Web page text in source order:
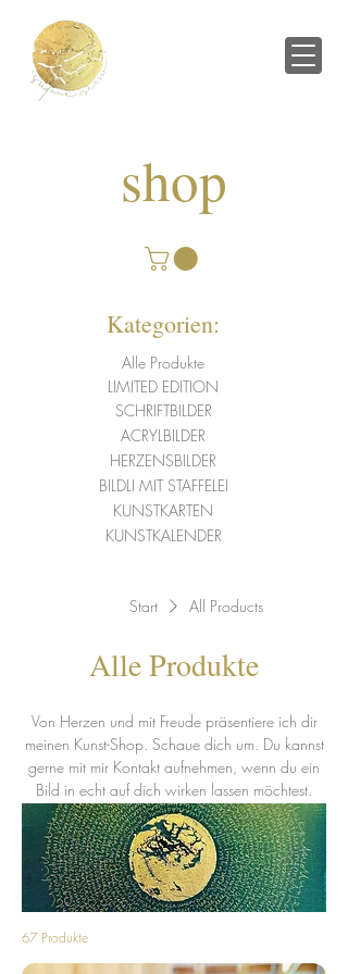
shop
Kategorien:
Alle Produkte
LIMITED EDITION
SCHRIFTBILDER
ACRYLBILDER
HERZENSBILDER
BILDLI MIT STAFFELEI
KUNSTKARTEN
KUNSTKALENDER
Start All Products
Alle Produkte
Von Herzen und mit Freude präsentiere ich dir
meinen Kunst-Shop. Schaue dich um. Du kannst
gerne mit mir Kontakt aufnehmen, wenn du ein
Bild in echt auf dich wirken lassen möchtest.
67 Produkte